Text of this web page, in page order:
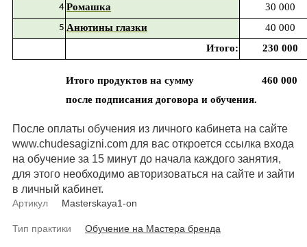
4 Ромашка 30 000
5 Анютины глазки
40 000
Итого:
230 000
Итого продуктов на сумму
460 000
после подписания договора и обучения.
После оплаты обучения из личного кабинета на сайте
www.chudesagizni.com для вас откроется ссылка входа
на обучение за 15 минут до начала каждого занятия,
для этого необходимо авторизоваться на сайте и зайти
в личный кабинет.
Артикул Masterskaya1-on
Тип практики Обучение на Мастера бренда